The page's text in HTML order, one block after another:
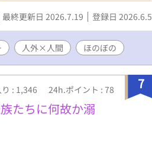
最終更新日 2026.7.19 登録日 2026.6.5
人外×人間 ほのぼの
7
: 1,346 24h.ポイント : 78
たちに何故か溺